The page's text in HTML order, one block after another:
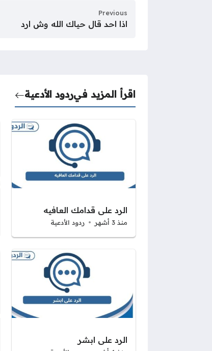
Previous
اذا احد قال حياك الله وش ارد
اقرأ المزيد فيردود الأدعية
الرد على قدامك العافيه
منذ 3 أشهر ردود الأدعية
الرد على ابشر